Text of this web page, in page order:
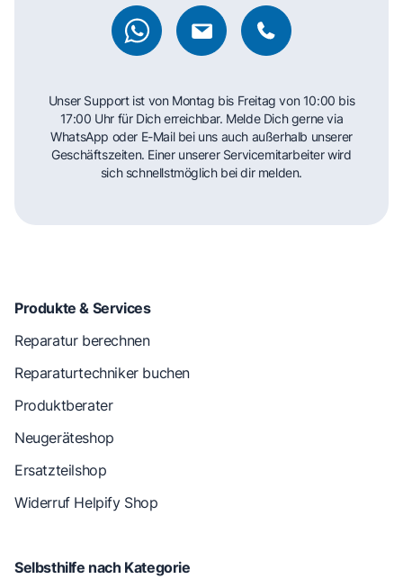
Unser Support ist von Montag bis Freitag von 10:00 bis
17:00 Uhr für Dich erreichbar. Melde Dich gerne via
WhatsApp oder E-Mail bei uns auch außerhalb unserer
Geschäftszeiten. Einer unserer Servicemitarbeiter wird
sich schnellstmöglich bei dir melden.
Produkte & Services
Reparatur berechnen
Reparaturtechniker buchen
Produktberater
Neugeräteshop
Ersatzteilshop
Widerruf Helpify Shop
Selbsthilfe nach Kategorie